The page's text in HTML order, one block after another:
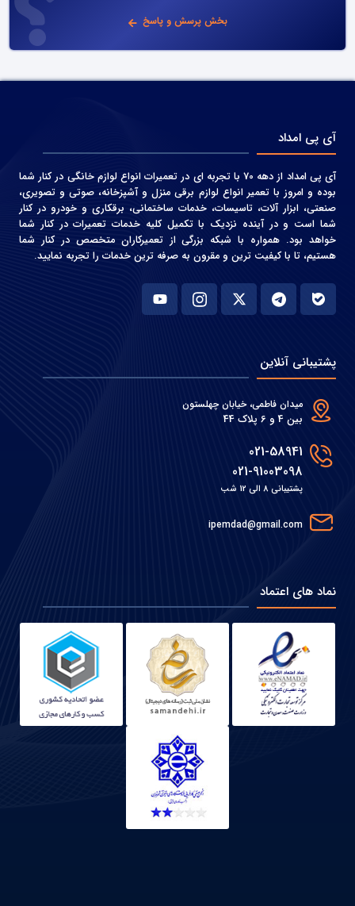
بخش پرسش و پاسخ
آی پی امداد
آی پی امداد از دهه 70 با تجربه ای در تعمیرات انواع لوازم خانگی در کنار شما
بوده و امروز با تعمیر انواع لوازم برقی منزل و آشپزخانه، صوتی و‌ تصویری،
صنعتی، ابزار آلات، تاسیسات، خدمات ساختمانی، برقکاری و خودرو در کنار
شما است و در آینده نزدیک با تکمیل کلیه خدمات تعمیرات در کنار شما
خواهد بود. همواره با شبکه بزرگی از تعمیرکاران متخصص در کنار شما
هستیم، تا با کیفیت ترین و مقرون به صرفه ترین خدمات را تجربه نمایید.
پشتیبانی آنلاین
میدان فاطمی، خیابان چهلستون
بین 4 و 6 پلاک 44
021-58941
021-91003098
پشتیبانی 8 الی 12 شب
ipemdad@gmail.com
نماد های اعتماد